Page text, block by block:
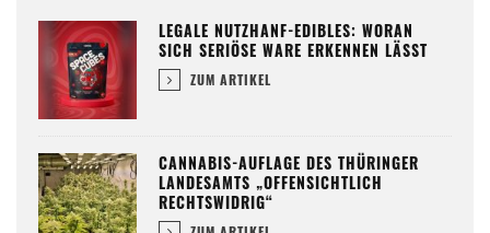
LEGALE NUTZHANF-EDIBLES: WORAN
SICH SERIÖSE WARE ERKENNEN LÄSST
ZUM ARTIKEL
CANNABIS-AUFLAGE DES THÜRINGER
LANDESAMTS „OFFENSICHTLICH
RECHTSWIDRIG“